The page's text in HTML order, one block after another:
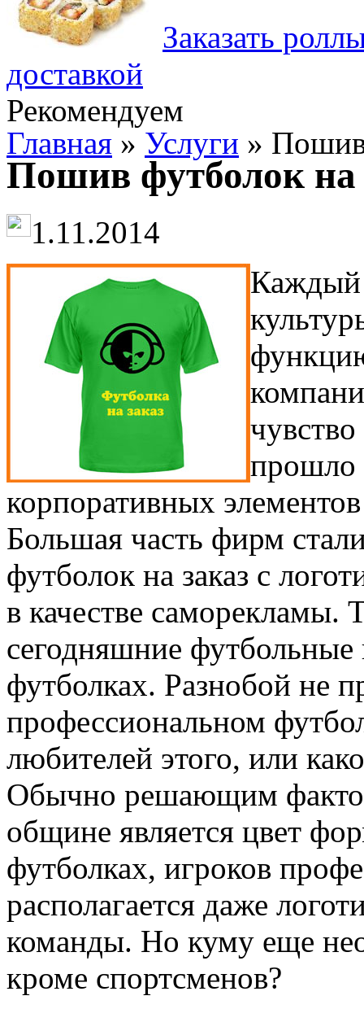
Заказать
доставкой
Рекомендуем
Главная » Услуги » Пошив
Пошив футболок на
1.11.2014
Каждый
прошло
корпоративных
Большая часть фирм
футболок на заказ с
в качестве саморекламы.
сегодняшние
футболках. Разнобой не
профессиональном
любителей этого, или
Обычно решающим
общине является цвет
футболках, игроков
располагается даже
команды. Но куму еще
кроме спортсменов?